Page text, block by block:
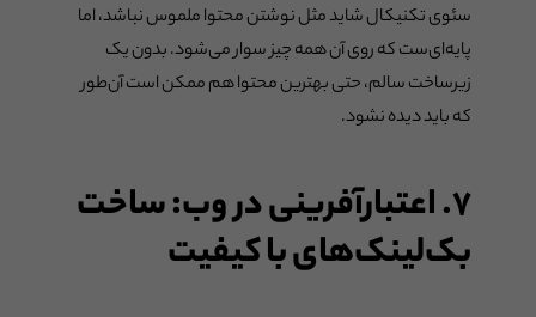
سئوی تکنیکال شاید مثل نوشتن محتوا ملموس نباشد، اما
پایه‌ای‌ست که روی آن همه چیز سوار می‌شود. بدون یک
زیرساخت سالم، حتی بهترین محتوا هم ممکن است آن‌طور
که باید دیده نشود.
۷. اعتبارآفرینی در وب: ساخت
بک‌لینک‌های با کیفیت